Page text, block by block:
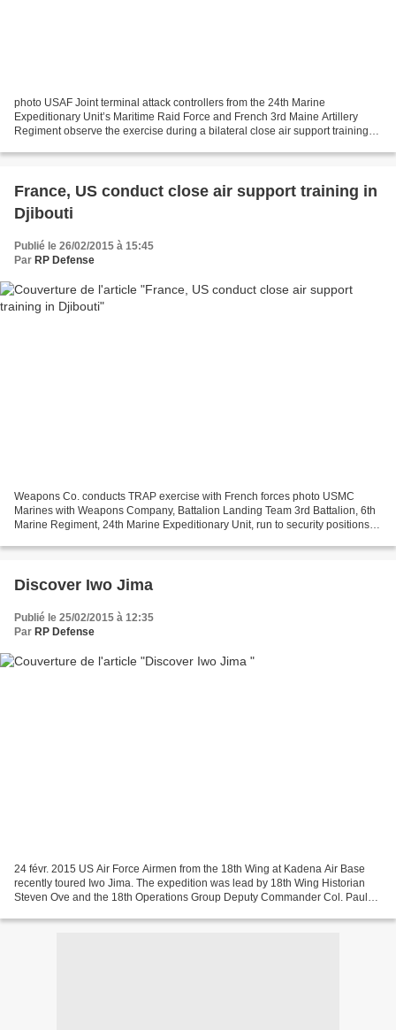
photo USAF Joint terminal attack controllers from the 24th Marine
Expeditionary Unit’s Maritime Raid Force and French 3rd Maine Artillery
Regiment observe the exercise during a bilateral close air support training
France, US conduct close air support training in
Djibouti
Publié le 26/02/2015 à 15:45
Par RP Defense
Weapons Co. conducts TRAP exercise with French forces photo USMC
Marines with Weapons Company, Battalion Landing Team 3rd Battalion, 6th
Marine Regiment, 24th Marine Expeditionary Unit, run to security positions
Discover Iwo Jima
Publié le 25/02/2015 à 12:35
Par RP Defense
24 févr. 2015 US Air Force Airmen from the 18th Wing at Kadena Air Base
recently toured Iwo Jima. The expedition was lead by 18th Wing Historian
Steven Ove and the 18th Operations Group Deputy Commander Col. Paul